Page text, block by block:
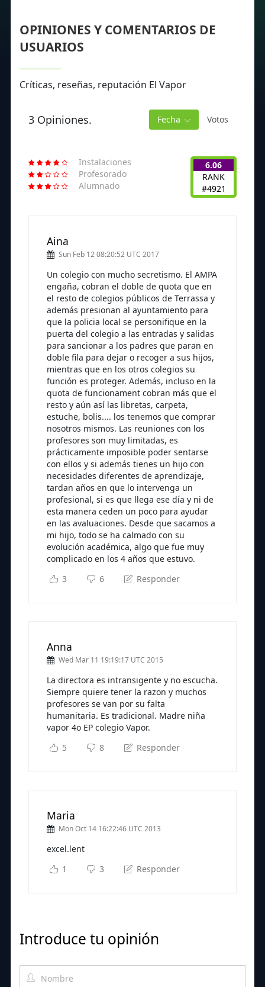
OPINIONES Y COMENTARIOS DE
USUARIOS
Críticas, reseñas, reputación El Vapor
3 Opiniones. Fecha Votos
Instalaciones
Profesorado
Alumnado
6.06
RANK
#4921
Aina
Sun Feb 12 08:20:52 UTC 2017
Un colegio con mucho secretismo. El AMPA
engaña, cobran el doble de quota que en
el resto de colegios públicos de Terrassa y
además presionan al ayuntamiento para
que la policia local se personifique en la
puerta del colegio a las entradas y salidas
para sancionar a los padres que paran en
doble fila para dejar o recoger a sus hijos,
mientras que en los otros colegios su
función es proteger. Además, incluso en la
quota de funcionament cobran más que el
resto y aún así las libretas, carpeta,
estuche, bolis.... los tenemos que comprar
nosotros mismos. Las reuniones con los
profesores son muy limitadas, es
prácticamente imposible poder sentarse
con ellos y si además tienes un hijo con
necesidades diferentes de aprendizaje,
tardan años en que lo intervenga un
profesional, si es que llega ese día y ni de
esta manera ceden un poco para ayudar
en las avaluaciones. Desde que sacamos a
mi hijo, todo se ha calmado con su
evolución académica, algo que fue muy
complicado en los 4 años que estuvo.
3
6 Responder
Anna
Wed Mar 11 19:19:17 UTC 2015
La directora es intransigente y no escucha.
Siempre quiere tener la razon y muchos
profesores se van por su falta
humanitaria. Es tradicional. Madre niña
vapor 4o EP colegio Vapor.
5
8 Responder
Maria
Mon Oct 14 16:22:46 UTC 2013
excel.lent
1
3 Responder
Introduce tu opinión